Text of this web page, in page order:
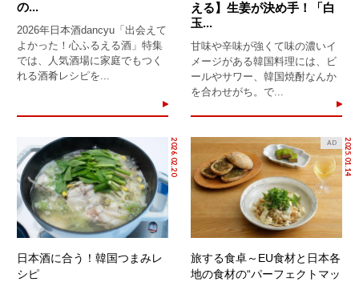
の...
2026年日本酒dancyu「出会えて
よかった！心ふるえる酒」特集
では、人気酒場に家庭でもつく
れる酒肴レシピを...
える】生姜が決め手！「白
玉...
甘味や辛味が強くて味の濃いイ
メージがある韓国料理には、ビ
ールやサワー、韓国焼酎なんか
を合わせがち。で...
2026.02.20
日本酒に合う！韓国つまみレ
シピ
2025.01.14
AD
旅する食卓～EU食材と日本各
地の食材の“パーフェクトマッ